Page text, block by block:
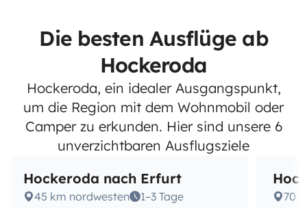
Die besten Ausflüge ab
Hockeroda
Hockeroda, ein idealer Ausgangspunkt,
um die Region mit dem Wohnmobil oder
Camper zu erkunden. Hier sind unsere 6
unverzichtbaren Ausflugsziele
Hockeroda nach Erfurt
45 km nordwesten
1–3 Tage
70